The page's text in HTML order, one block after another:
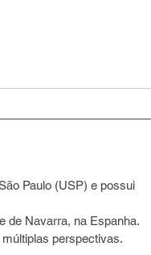
Paulo (USP) e possui
perspectivas.